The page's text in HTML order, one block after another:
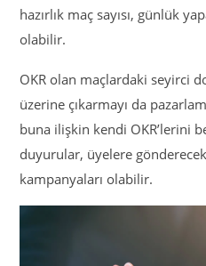
hazırlık maç sayısı, günlük
olabilir.
OKR olan maçlardaki seyirci
üzerine çıkarmayı da
buna ilişkin kendi OKR’lerini
duyurular, üyelere
kampanyaları olabilir.